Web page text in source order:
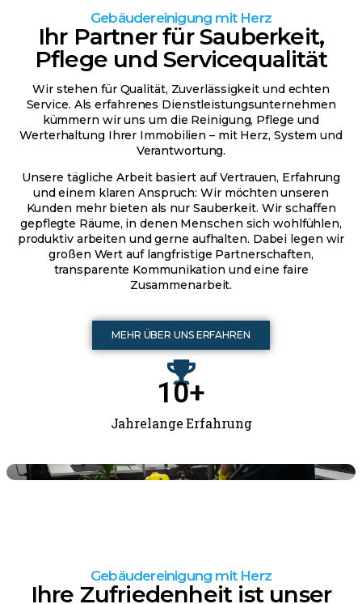
Gebäudereinigung mit Herz
Ihr Partner für Sauberkeit,
Pflege und Servicequalität
Wir stehen für Qualität, Zuverlässigkeit und echten
Service. Als erfahrenes Dienstleistungsunternehmen
kümmern wir uns um die Reinigung, Pflege und
Werterhaltung Ihrer Immobilien – mit Herz, System und
Verantwortung.
Unsere tägliche Arbeit basiert auf Vertrauen, Erfahrung
und einem klaren Anspruch: Wir möchten unseren
Kunden mehr bieten als nur Sauberkeit. Wir schaffen
gepflegte Räume, in denen Menschen sich wohlfühlen,
produktiv arbeiten und gerne aufhalten. Dabei legen wir
großen Wert auf langfristige Partnerschaften,
transparente Kommunikation und eine faire
Zusammenarbeit.
MEHR ÜBER UNS ERFAHREN
Jahrelange Erfahrung
10+
Gebäudereinigung mit Herz
Ihre Zufriedenheit ist unser